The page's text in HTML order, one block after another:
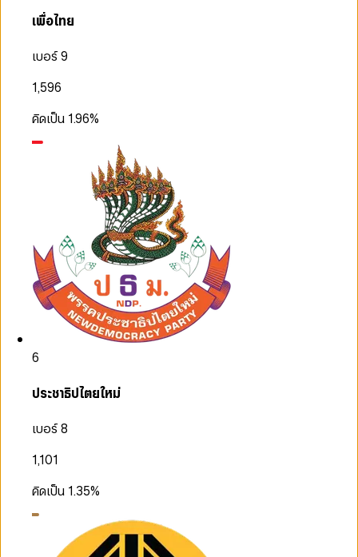
เพื่อไทย
เบอร์ 9
1,596
คิดเป็น 1.96%
6
ประชาธิปไตยใหม่
เบอร์ 8
1,101
คิดเป็น 1.35%